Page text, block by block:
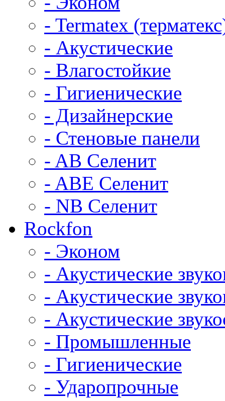
- Termatex
- Акустические
- Влагостойкие
- Гигиенические
- Дизайнерские
- Стеновые панели
- AB Селенит
- ABE Селенит
- NB Селенит
Rockfon
- Эконом
- Акустические
- Акустические
- Акустические
- Промышленные
- Гигиенические
- Ударопрочные